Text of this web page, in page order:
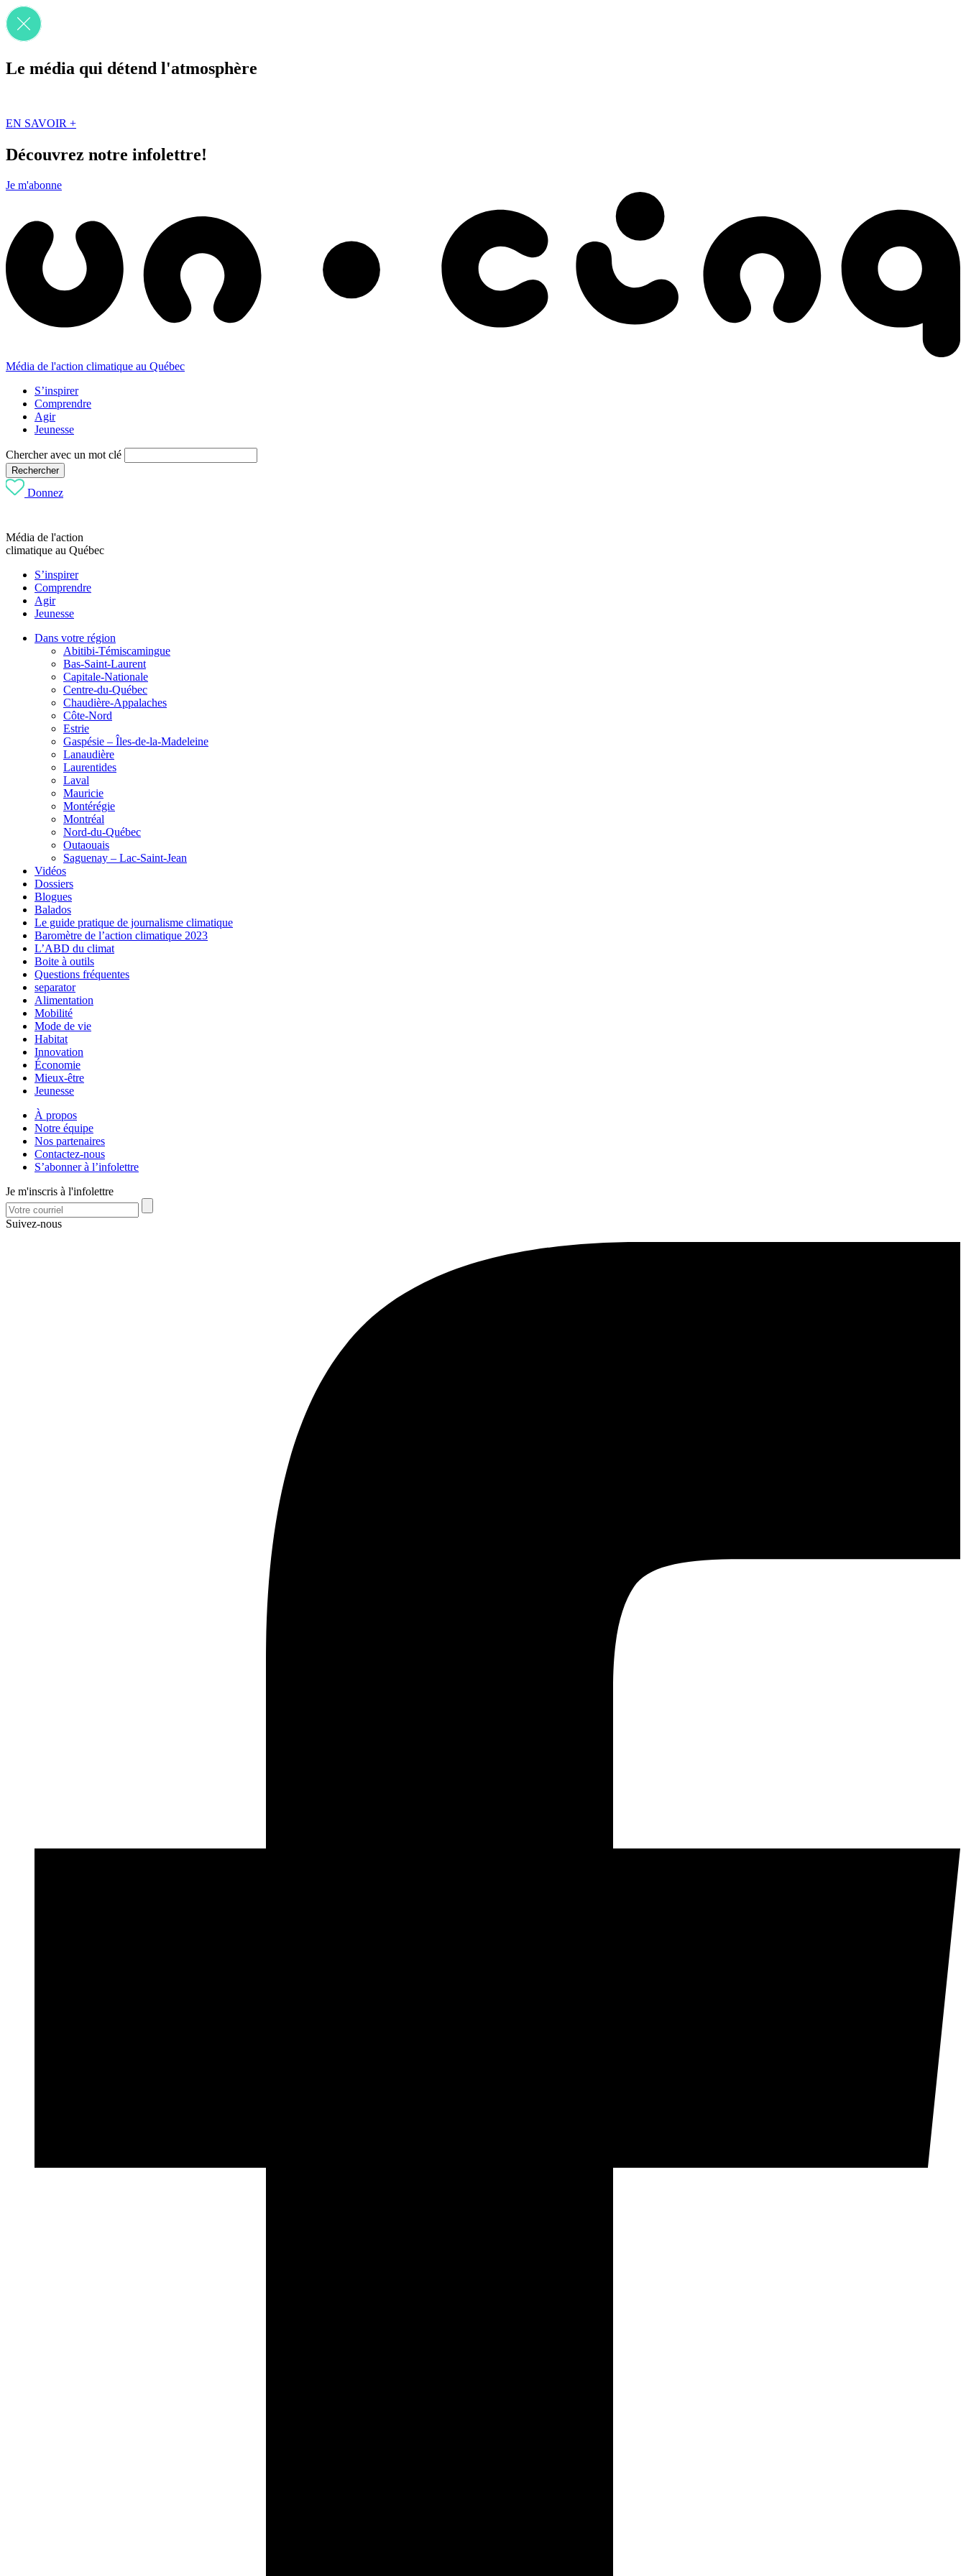
Le média qui détend l'atmosphère
EN SAVOIR +
Découvrez notre infolettre!
Je m'abonne
Média de l'action climatique au Québec
S’inspirer
Comprendre
Agir
Jeunesse
Chercher avec un mot clé
Rechercher
Donnez
Média de l'action
climatique au Québec
S’inspirer
Comprendre
Agir
Jeunesse
Dans votre région
Abitibi-Témiscamingue
Bas-Saint-Laurent
Capitale-Nationale
Centre-du-Québec
Chaudière-Appalaches
Côte-Nord
Estrie
Gaspésie – Îles-de-la-Madeleine
Lanaudière
Laurentides
Laval
Mauricie
Montérégie
Montréal
Nord-du-Québec
Outaouais
Saguenay – Lac-Saint-Jean
Vidéos
Dossiers
Blogues
Balados
Le guide pratique de journalisme climatique
Baromètre de l’action climatique 2023
L’ABD du climat
Boite à outils
Questions fréquentes
separator
Alimentation
Mobilité
Mode de vie
Habitat
Innovation
Économie
Mieux-être
Jeunesse
À propos
Notre équipe
Nos partenaires
Contactez-nous
S’abonner à l’infolettre
Je m'inscris à l'infolettre
Suivez-nous